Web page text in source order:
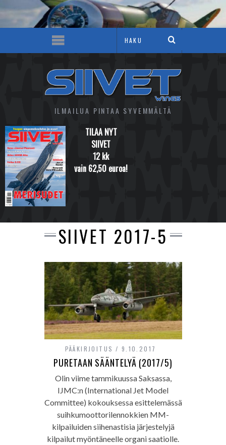
ILMAILUA PINTAA SYVEMMÄLTÄ
TILAA NYT
SIIVET
12 kk
vain 62,50 euroa!
SIIVET 2017-5
PÄÄKIRJOITUS 9.10.2017
PURETAAN SÄÄNTELYÄ (2017/5)
Olin viime tammikuussa Saksassa,
IJMC:n (International Jet Model
Committee) kokouksessa esittelemässä
suihkumoottorilennokkien MM-
kilpailuiden siihenastisia järjestelyjä
kilpailut myöntäneelle organi saatiolle.